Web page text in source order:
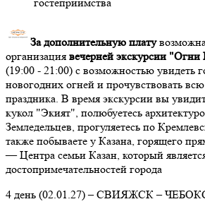
гостеприимства
За дополнительную плату
организация вечерней экскурсии
(19:00 - 21:00) с возможностью увидеть
новогодних огней и прочувствовать
праздника. В время экскурсии вы
кукол "Экият", полюбуетесь
Земледельцев, прогуляетесь по
также побываете у Казана, горящего
— Центра семьи Казан, который
достопримечательностей города
4 день (02.01.27) – СВИЯЖСК –